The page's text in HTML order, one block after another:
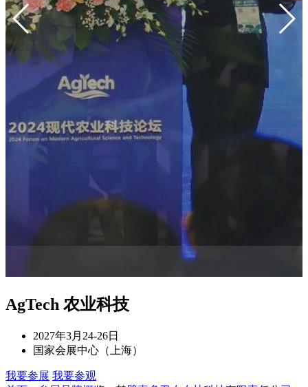
AgTech 农业科技
2027年3月24-26日
国家会展中心（上海）
我要参展 我要参观